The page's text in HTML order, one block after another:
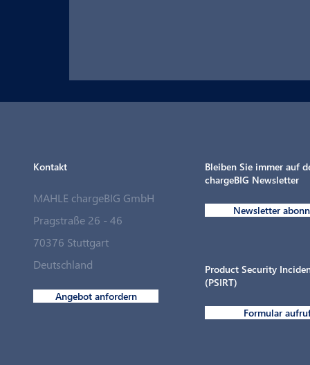
MAHLE chargeBIG schließt strategische
Partnerschaft mit Langmatz Energy
Kontakt
MAHLE chargeBIG GmbH
Pragstraße 26 - 46
70376 Stuttgart
Deutschland
Angebot anfordern
Bleiben Sie immer auf
chargeBIG Newsletter
Newsletter
Product Security
(PSIRT)
Formular